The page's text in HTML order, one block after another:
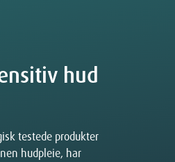
hud
testede produkter
hudpleie, har